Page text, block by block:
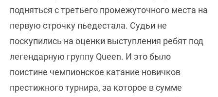
подняться с третьего промежуточного места на
первую строчку пьедестала. Судьи не
поскупились на оценки выступления ребят под
легендарную группу Queen. И это было
поистине чемпионское катание новичков
престижного турнира, за которое в сумме